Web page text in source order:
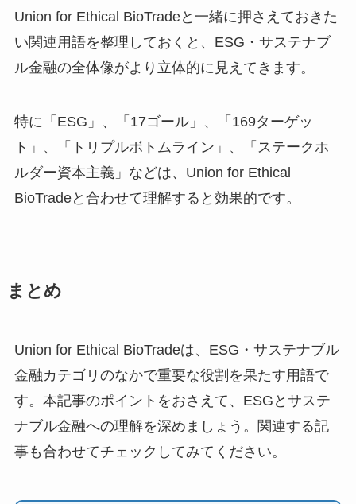
Union for Ethical BioTradeと一緒に押さえておきた
い関連用語を整理しておくと、ESG・サステナブ
ル金融の全体像がより立体的に見えてきます。
特に「ESG」、「17ゴール」、「169ターゲッ
ト」、「トリプルボトムライン」、「ステークホ
ルダー資本主義」などは、Union for Ethical
BioTradeと合わせて理解すると効果的です。
まとめ
Union for Ethical BioTradeは、ESG・サステナブル
金融カテゴリのなかで重要な役割を果たす用語で
す。本記事のポイントをおさえて、ESGとサステ
ナブル金融への理解を深めましょう。関連する記
事も合わせてチェックしてみてください。